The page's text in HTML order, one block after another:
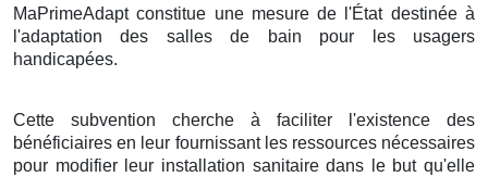
MaPrimeAdapt constitue une mesure de l'État destinée à
l'adaptation des salles de bain pour les usagers
handicapées.
Cette subvention cherche à faciliter l'existence des
bénéficiaires en leur fournissant les ressources nécessaires
pour modifier leur installation sanitaire dans le but qu'elle